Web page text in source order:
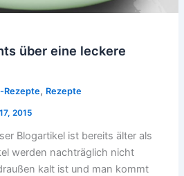
über eine leckere
Rezepte, Rezepte
2015
Blogartikel ist bereits älter als
werden nachträglich nicht
kalt ist und man kommt